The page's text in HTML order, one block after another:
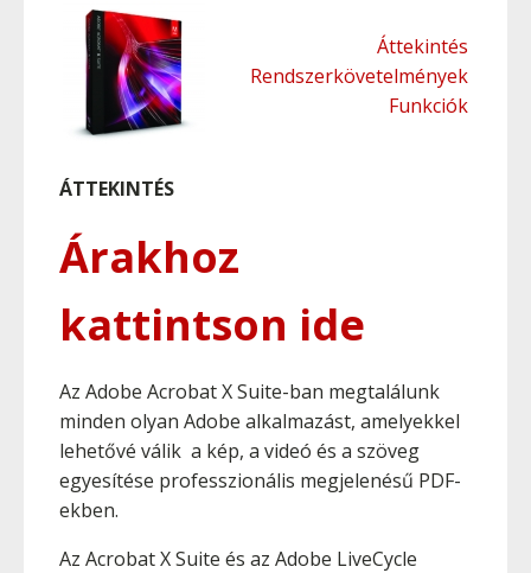
Áttekintés
Rendszerkövetelmények
Funkciók
ÁTTEKINTÉS
Árakhoz
kattintson ide
Az Adobe Acrobat X Suite-ban megtalálunk
minden olyan Adobe alkalmazást, amelyekkel
lehetővé válik a kép, a videó és a szöveg
egyesítése professzionális megjelenésű PDF-
ekben.
Az Acrobat X Suite és az Adobe LiveCycle